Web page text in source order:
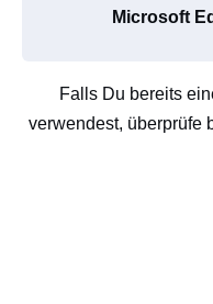
Microsoft
Falls Du bereits
verwendest, überprüfe